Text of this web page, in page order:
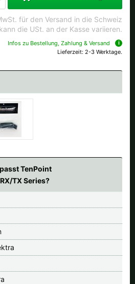
für den Versand in die Schweiz
die USt. an der Kasse variieren.
Infos zu Bestellung, Zahlung & Versand
Lieferzeit: 2-3 Werktage.
TenPoint
TX Series?